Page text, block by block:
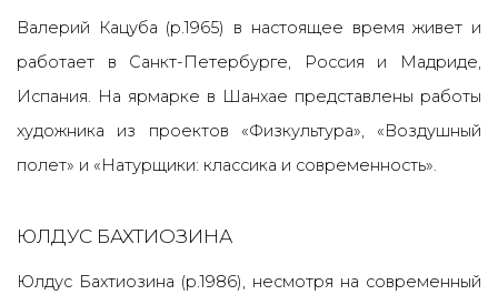
Валерий Кацуба (р.1965) в настоящее время живет и
работает в Санкт-Петербурге, Россия и Мадриде,
Испания. На ярмарке в Шанхае представлены работы
художника из проектов «Физкультура», «Воздушный
полет» и «Натурщики: классика и современность».
ЮЛДУС БАХТИОЗИНА
Юлдус Бахтиозина (р.1986), несмотря на современный